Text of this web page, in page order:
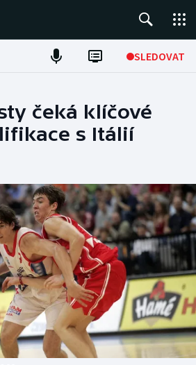
SLEDOVAT
čeká klíčové
s Itálií